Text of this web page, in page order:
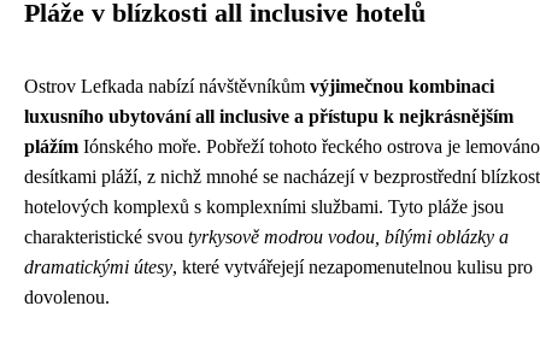
Pláže v blízkosti all inclusive hotelů
Ostrov Lefkada nabízí návštěvníkům výjimečnou kombinaci
luxusního ubytování all inclusive a přístupu k nejkrásnějším
plážím Iónského moře. Pobřeží tohoto řeckého ostrova je lemováno
desítkami pláží, z nichž mnohé se nacházejí v bezprostřední
hotelových komplexů s komplexními službami. Tyto pláže jsou
charakteristické svou tyrkysově modrou vodou, bílými oblázky a
dramatickými útesy, které vytvářejejí nezapomenutelnou kulisu pro
dovolenou.